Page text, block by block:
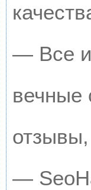
— Все
вечные
—